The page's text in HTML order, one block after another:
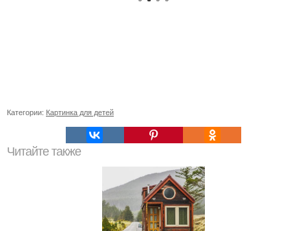
Категории: Картинка для детей
Читайте также